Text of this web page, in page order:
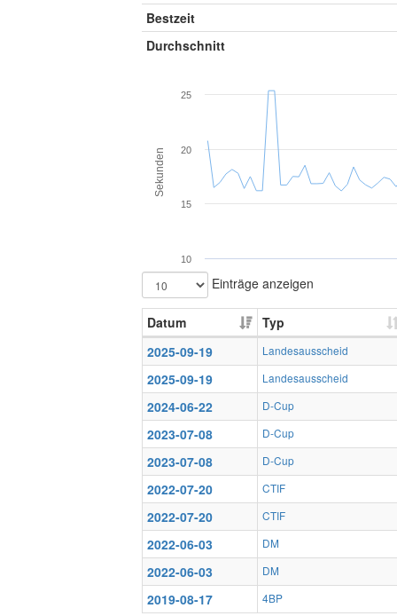
Bestzeit
Durchschnitt
Sekunden
10
15
20
25
Einträge anzeigen
Datum
Typ
2025-09-19
Landesausscheid
2025-09-19 Landesausscheid
2024-06-22 D-Cup
2023-07-08 D-Cup
2023-07-08 D-Cup
2022-07-20 CTIF
2022-07-20 CTIF
2022-06-03 DM
2022-06-03 DM
2019-08-17 4BP